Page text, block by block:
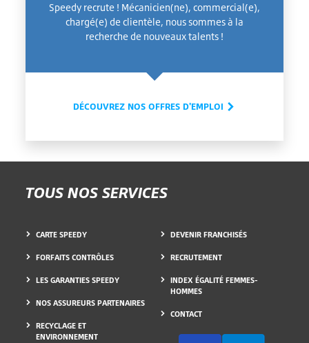
Speedy recrute ! Mécanicien(ne), commercial(e),
chargé(e) de clientèle, nous sommes à la
recherche de nouveaux talents !
DÉCOUVREZ NOS OFFRES D'EMPLOI
TOUS NOS SERVICES
CARTE SPEEDY
FORFAITS CONTRÔLES
LES GARANTIES SPEEDY
NOS ASSUREURS PARTENAIRES
RECYCLAGE ET
ENVIRONNEMENT
DEVENIR FRANCHISÉS
RECRUTEMENT
INDEX ÉGALITÉ FEMMES-
HOMMES
CONTACT